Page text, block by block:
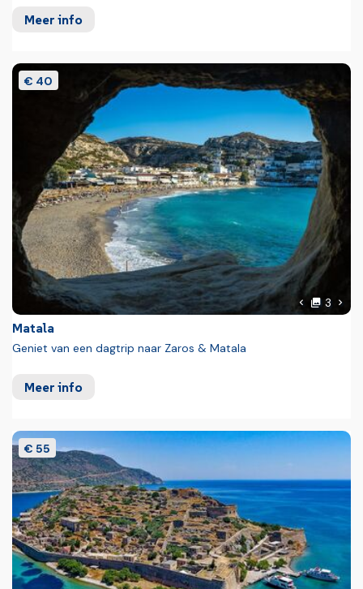
Meer info
Matala
Geniet van een dagtrip naar Zaros & Matala
Meer info
€ 40
Vorige foto
3
€ 55